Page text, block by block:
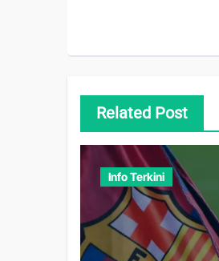
Related Post
Info Terkini